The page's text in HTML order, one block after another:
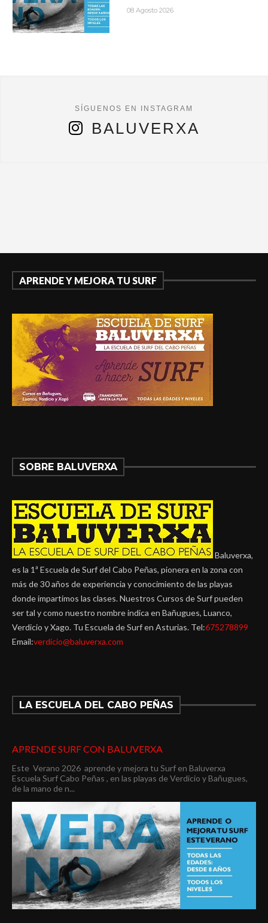
08 Agosto 2026
BALUVERXA
APRENDE Y MEJORA TU SURF
SOBRE BALUVERXA
Baluverxa,
es la 1ª Escuela de Surf del Cabo Peñas, pionera en la zona con
más de 30 años de experiencia y conocimiento de las playas
donde impartimos las clases. Nuestros Cursos de Surf pueden
ser tal y como nuestro nombre indica en Bañugues, Luanco,
Verdicio y Xago. Tu Escuela de Surf en Asturias. Tel:675278899
Email:verdicio@baluverxa.com
LA ESCUELA DEL CABO PEÑAS
APRENDE SURF CON BALUVERXA
Este Verano 2026 aprende y mejora tu Surf en Baluverxa
Escuela Surf Cabo Peñas , en las playas de Verdicio y Bañugues,
de la mano de n...